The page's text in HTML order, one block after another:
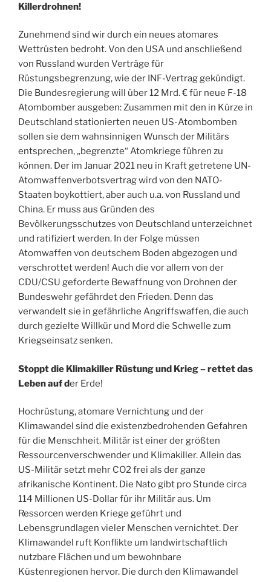
Killerdrohnen!
Zunehmend sind wir durch ein neues atomares
Wettrüsten bedroht. Von den USA und anschließend
von Russland wurden Verträge für
Rüstungsbegrenzung, wie der INF-Vertrag gekündigt.
Die Bundesregierung will über 12 Mrd. € für neue F-18
Atombomber ausgeben: Zusammen mit den in Kürze in
Deutschland stationierten neuen US-Atombomben
sollen sie dem wahnsinnigen Wunsch der Militärs
entsprechen, „begrenzte“ Atomkriege führen zu
können. Der im Januar 2021 neu in Kraft getretene UN-
Atomwaffenverbotsvertrag wird von den NATO-
Staaten boykottiert, aber auch u.a. von Russland und
China. Er muss aus Gründen des
Bevölkerungsschutzes von Deutschland unterzeichnet
und ratifiziert werden. In der Folge müssen
Atomwaffen von deutschem Boden abgezogen und
verschrottet werden! Auch die vor allem von der
CDU/CSU geforderte Bewaffnung von Drohnen der
Bundeswehr gefährdet den Frieden. Denn das
verwandelt sie in gefährliche Angriffswaffen, die auch
durch gezielte Willkür und Mord die Schwelle zum
Kriegseinsatz senken.
Stoppt die Klimakiller Rüstung und Krieg – rettet das
Leben auf der Erde!
Hochrüstung, atomare Vernichtung und der
Klimawandel sind die existenzbedrohenden Gefahren
für die Menschheit. Militär ist einer der größten
Ressourcenverschwender und Klimakiller. Allein das
US-Militär setzt mehr CO2 frei als der ganze
afrikanische Kontinent. Die Nato gibt pro Stunde circa
114 Millionen US-Dollar für ihr Militär aus. Um
Ressorcen werden Kriege geführt und
Lebensgrundlagen vieler Menschen vernichtet. Der
Klimawandel ruft Konflikte um landwirtschaftlich
nutzbare Flächen und um bewohnbare
Küstenregionen hervor. Die durch den Klimawandel